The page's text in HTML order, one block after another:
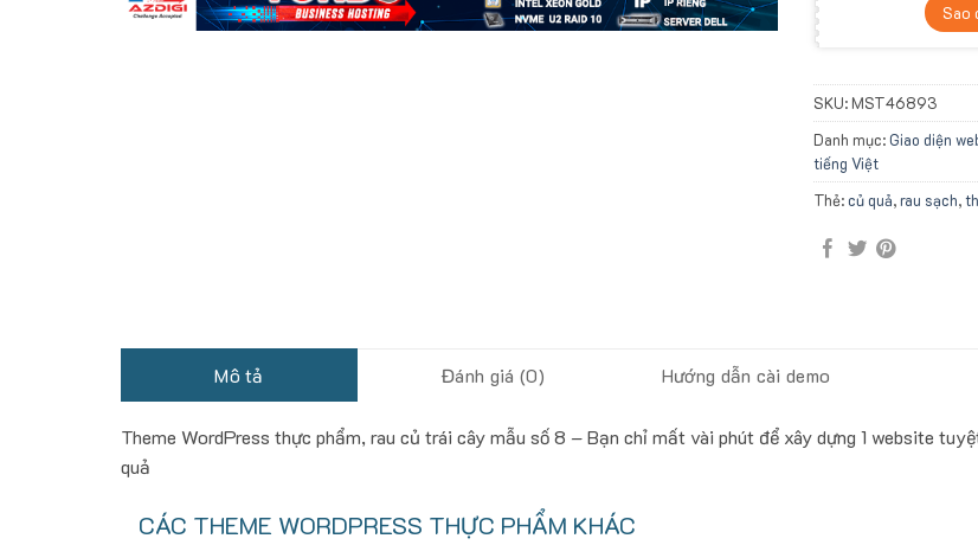
Sao
SKU: MST46893
Danh mục:Giao diện
tiếng Việt
Thẻ:củ quả,rau sạch,
Mô tả Đánh giá (0) Hướng dẫn cài demo
Theme WordPress thực phẩm, rau củ trái cây mẫu số 8 – Bạn chỉ mất vài phút để xây dựng 1 website
quả
CÁC THEME WORDPRESS THỰC PHẨM KHÁC